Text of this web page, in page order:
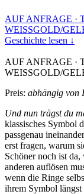
AUF ANFRAGE ·
WEISSGOLD/
Geschichte lesen ↓
AUF ANFRAGE ·
WEISSGOLD/
Preis: abhängig von
Und nun trägst du
klassisches Symbol
passgenau
erst fragen, warum
Schöner noch ist
anderen auflösen
wenn die Ringe
ihrem Symbol längst